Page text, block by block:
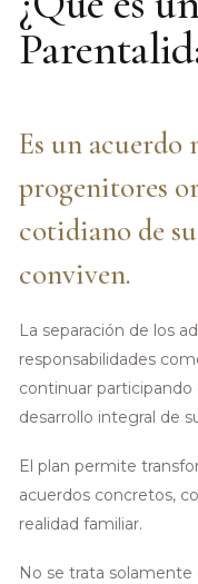
Es un acuerdo
progenitores
cotidiano de
conviven.
La separación de los
responsabilidades
continuar participando
desarrollo integral de
El plan permite
acuerdos concretos,
realidad familiar.
No se trata